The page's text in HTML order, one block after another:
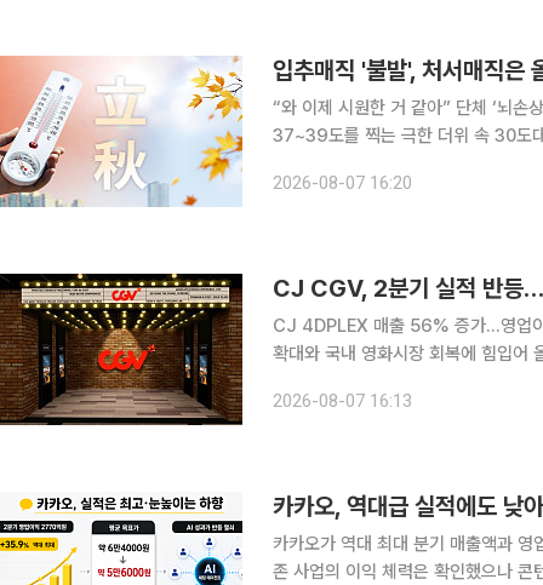
입추매직 '불발', 처서매직은
“와 이제 시원한 거 같아” 단체 ‘뇌손상’의 단계까지 온 지독하고 지독한 폭염입니다. 낮 기온이
37~39도를 찍는 극한 더위 속 30도대 초
영남 쪽으로 내려오면서 뜨겁고 건조
2026-08-07 16:20
CJ CGV, 2분기 실적 반등
CJ 4DPLEX 매출 56% 증가…영업이익 83억원 기록 CJ CGV
확대와 국내 영화시장 회복에 힘입어
CGV에 따르면 2분기 연결기준 세전
2026-08-07 16:13
카카오, 역대급 실적에도 낮
카카오가 역대 최대 분기 매출액과
존 사업의 이익 체력은 확인했으나